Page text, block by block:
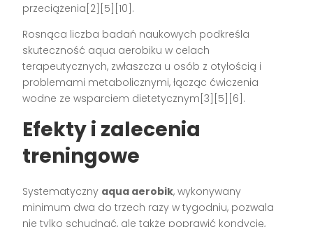
przeciążenia[2][5][10].
Rosnąca liczba badań naukowych podkreśla
skuteczność aqua aerobiku w celach
terapeutycznych, zwłaszcza u osób z otyłością i
problemami metabolicznymi, łącząc ćwiczenia
wodne ze wsparciem dietetycznym[3][5][6].
Efekty i zalecenia
treningowe
Systematyczny aqua aerobik, wykonywany
minimum dwa do trzech razy w tygodniu, pozwala
nie tylko schudnąć, ale także poprawić kondycję,